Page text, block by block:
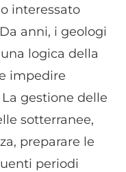
interessato
anni, i geologi
logica della
impedire
gestione delle
sotterranee,
preparare le
periodi